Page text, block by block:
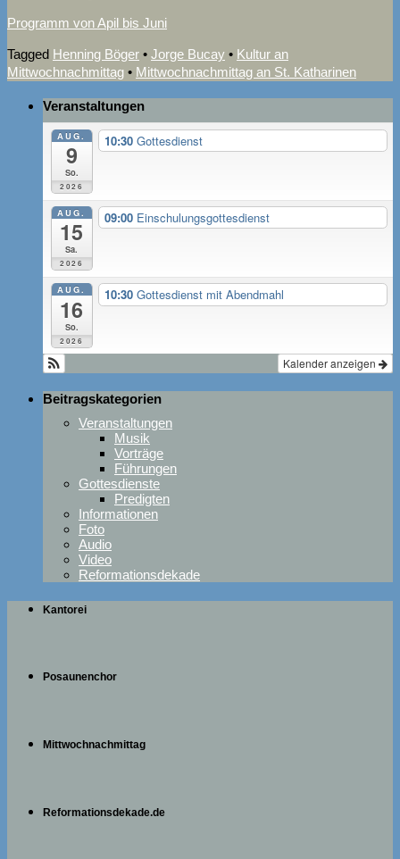
Programm von Apil bis Juni
Tagged Henning Böger • Jorge Bucay • Kultur an
Mittwochnachmittag • Mittwochnachmittag an St. Katharinen
Veranstaltungen
AUG.
9
So.
2026
10:30 Gottesdienst
AUG.
15
Sa.
2026
09:00 Einschulungsgottesdienst
AUG.
16
So.
2026
10:30 Gottesdienst mit Abendmahl
Kalender anzeigen
Beitragskategorien
Veranstaltungen
Musik
Vorträge
Führungen
Gottesdienste
Predigten
Informationen
Foto
Audio
Video
Reformationsdekade
Kantorei
Posaunenchor
Mittwochnachmittag
Reformationsdekade.de